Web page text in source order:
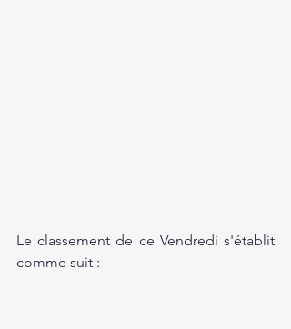
Le classement de ce Vendredi s'établit
comme suit :